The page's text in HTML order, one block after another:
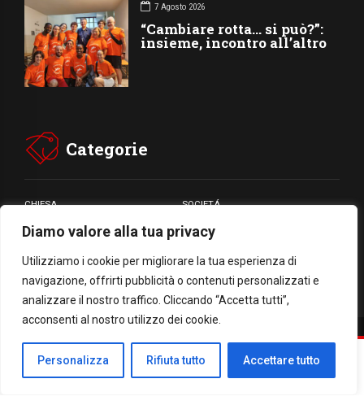
Diamo valore alla tua privacy
Utilizziamo i cookie per migliorare la tua esperienza di
navigazione, offrirti pubblicità o contenuti personalizzati e
analizzare il nostro traffico. Cliccando “Accetta tutti”,
acconsenti al nostro utilizzo dei cookie.
Personalizza Rifiuta tutto Accettare tutto
7 Agosto 2026
“Cambiare rotta… si può?”:
insieme, incontro all’altro
Categorie
CHIESA SOCIETÁ
CARITÁ GIUBILEO
CULTURA MEDIA
Facebook
WhatsApp
Threads
Email
Condividi